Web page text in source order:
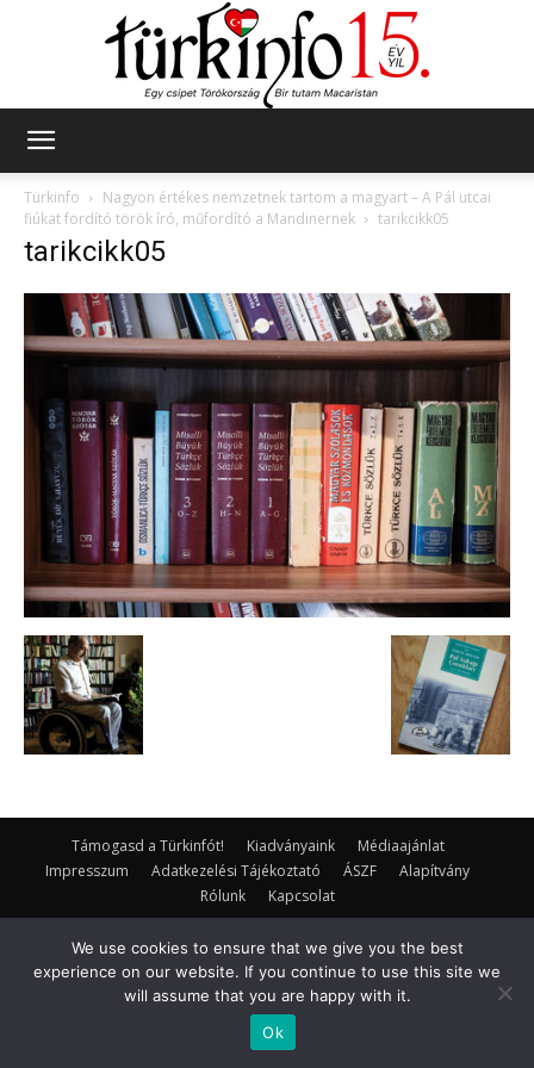
Türkinfo
Nagyon értékes nemzetnek tartom a magyart – A Pál utcai
fiúkat fordító török író, műfordító a Mandinernek
tarikcikk05
tarikcikk05
Támogasd a Türkinfót! Kiadványaink
Médiaajánlat
Impresszum
Adatkezelési Tájékoztató ÁSZF
Alapítvány
Rólunk
Kapcsolat
© Turkinfo.hu 2020
We use cookies to ensure that we give you the best
experience on our website. If you continue to use this site we
will assume that you are happy with it.
Ok